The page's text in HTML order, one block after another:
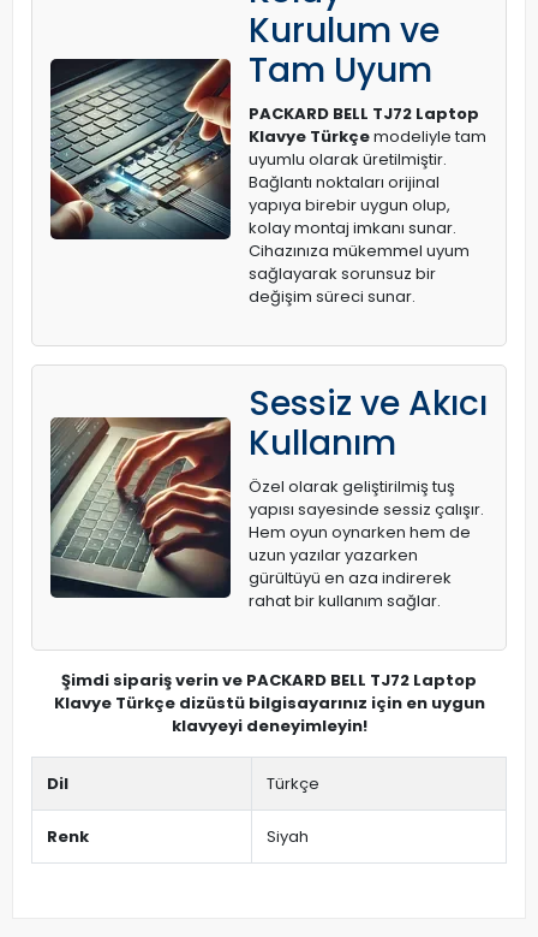
Kurulum ve
Tam Uyum
PACKARD BELL TJ72 Laptop
Klavye Türkçemodeliyle tam
uyumlu olarak üretilmiştir.
Bağlantı noktaları orijinal
yapıya birebir uygun olup,
kolay montaj imkanı sunar.
Cihazınıza mükemmel uyum
sağlayarak sorunsuz bir
değişim süreci sunar.
Sessiz ve Akıcı
Kullanım
Özel olarak geliştirilmiş tuş
yapısı sayesinde sessiz çalışır.
Hem oyun oynarken hem de
uzun yazılar yazarken
gürültüyü en aza indirerek
rahat bir kullanım sağlar.
Şimdi sipariş verin ve PACKARD BELL TJ72 Laptop
Klavye Türkçe dizüstü bilgisayarınız için en uygun
klavyeyi deneyimleyin!
Dil Türkçe
Renk Siyah